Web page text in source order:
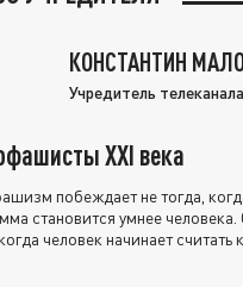
КОНСТАНТИН
Учредитель
XXI века
побеждает не тогда,
становится умнее
человек начинает